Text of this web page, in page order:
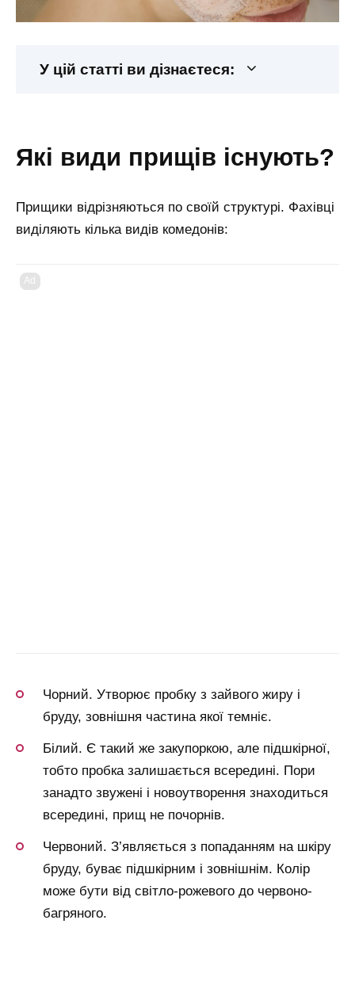
У цій статті ви дізнаєтеся:
які види прищів існують?
Прищики відрізняються по своїй структурі. Фахівці
виділяють кілька видів комедонів:
Ad
Чорний. Утворює пробку з зайвого жиру і
бруду, зовнішня частина якої темніє.
Білий. Є такий же закупоркою, але підшкірної,
тобто пробка залишається всередині. Пори
занадто звужені і новоутворення знаходиться
всередині, прищ не почорнів.
Червоний. З’являється з попаданням на шкіру
бруду, буває підшкірним і зовнішнім. Колір
може бути від світло-рожевого до червоно-
багряного.